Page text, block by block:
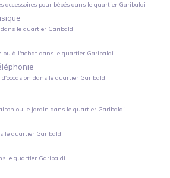
accessoires pour bébés dans le quartier Garibaldi
dans le quartier Garibaldi
ou à l'achat dans le quartier Garibaldi
dans le quartier Garibaldi
ou le jardin dans le quartier Garibaldi
le quartier Garibaldi
le quartier Garibaldi